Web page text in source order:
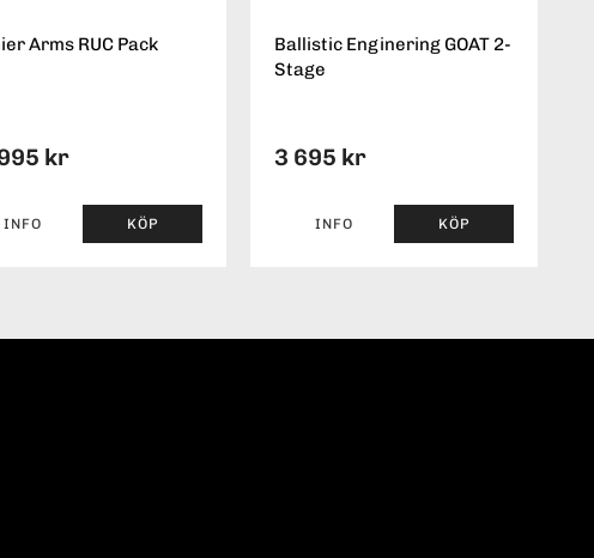
Arms RUC Pack
kr
INFO KÖP
Ballistic Enginering GOAT 2-
Stage
3 695 kr
INFO KÖP